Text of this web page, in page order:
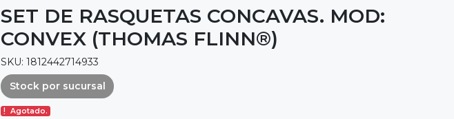
SET DE RASQUETAS CONCAVAS. MOD:
CONVEX (THOMAS FLINN®)
SKU: 1812442714933
Stock por sucursal
Agotado.